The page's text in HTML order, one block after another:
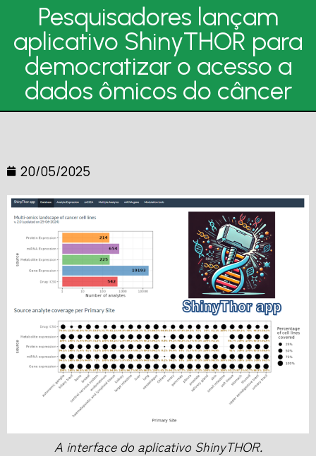
Pesquisadores lançam
aplicativo ShinyTHOR para
democratizar o acesso a
dados ômicos do câncer
20/05/2025
A interface do aplicativo ShinyTHOR.